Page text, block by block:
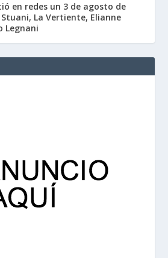
en redes un 3 de agosto de
La Vertiente, Elianne
Legnani